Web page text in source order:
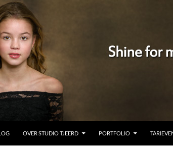
OVER STUDIO TJEERD PORTFOLIO